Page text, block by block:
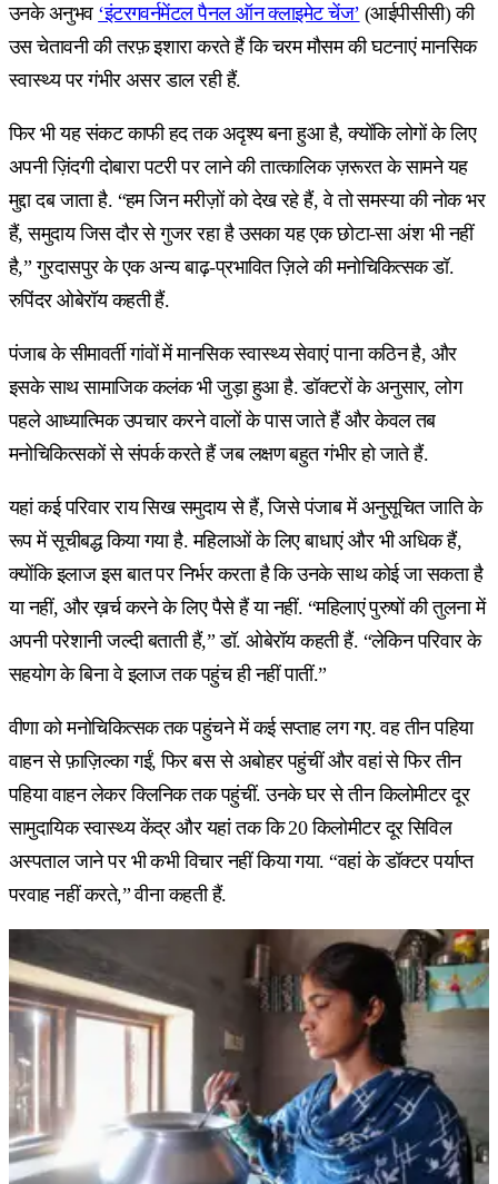
उनके अनुभव ‘इंटरगवर्नमेंटल पैनल ऑन क्लाइमेट चेंज’ (आईपीसीसी) की
उस चेतावनी की तरफ़ इशारा करते हैं कि चरम मौसम की घटनाएं मानसिक
स्वास्थ्य पर गंभीर असर डाल रही हैं.
फिर भी यह संकट काफी हद तक अदृश्य बना हुआ है, क्योंकि लोगों के लिए
अपनी ज़िंदगी दोबारा पटरी पर लाने की तात्कालिक ज़रूरत के सामने यह
मुद्दा दब जाता है. “हम जिन मरीज़ों को देख रहे हैं, वे तो समस्या की नोक भर
हैं, समुदाय जिस दौर से गुजर रहा है उसका यह एक छोटा-सा अंश भी नहीं
है,” गुरदासपुर के एक अन्य बाढ़-प्रभावित ज़िले की मनोचिकित्सक डॉ.
रुपिंदर ओबेरॉय कहती हैं.
पंजाब के सीमावर्ती गांवों में मानसिक स्वास्थ्य सेवाएं पाना कठिन है, और
इसके साथ सामाजिक कलंक भी जुड़ा हुआ है. डॉक्टरों के अनुसार, लोग
पहले आध्यात्मिक उपचार करने वालों के पास जाते हैं और केवल तब
मनोचिकित्सकों से संपर्क करते हैं जब लक्षण बहुत गंभीर हो जाते हैं.
यहां कई परिवार राय सिख समुदाय से हैं, जिसे पंजाब में अनुसूचित जाति के
रूप में सूचीबद्ध किया गया है. महिलाओं के लिए बाधाएं और भी अधिक हैं,
क्योंकि इलाज इस बात पर निर्भर करता है कि उनके साथ कोई जा सकता है
या नहीं, और ख़र्च करने के लिए पैसे हैं या नहीं. “महिलाएं पुरुषों की तुलना में
अपनी परेशानी जल्दी बताती हैं,” डॉ. ओबेरॉय कहती हैं. “लेकिन परिवार के
सहयोग के बिना वे इलाज तक पहुंच ही नहीं पातीं.”
वीणा को मनोचिकित्सक तक पहुंचने में कई सप्ताह लग गए. वह तीन पहिया
वाहन से फ़ाज़िल्का गईं, फिर बस से अबोहर पहुंचीं और वहां से फिर तीन
पहिया वाहन लेकर क्लिनिक तक पहुंचीं. उनके घर से तीन किलोमीटर दूर
सामुदायिक स्वास्थ्य केंद्र और यहां तक कि 20 किलोमीटर दूर सिविल
अस्पताल जाने पर भी कभी विचार नहीं किया गया. “वहां के डॉक्टर पर्याप्त
परवाह नहीं करते,” वीना कहती हैं.